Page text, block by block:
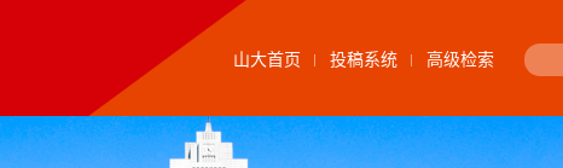
山大首页 投稿系统 高级检索